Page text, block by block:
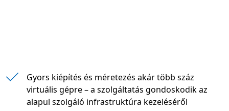
" "
Gyors kiépítés és méretezés akár több száz
virtuális gépre – a szolgáltatás gondoskodik az
alapul szolgáló infrastruktúra kezeléséről